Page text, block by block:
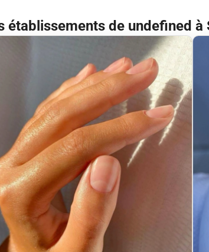
établissements de undefined